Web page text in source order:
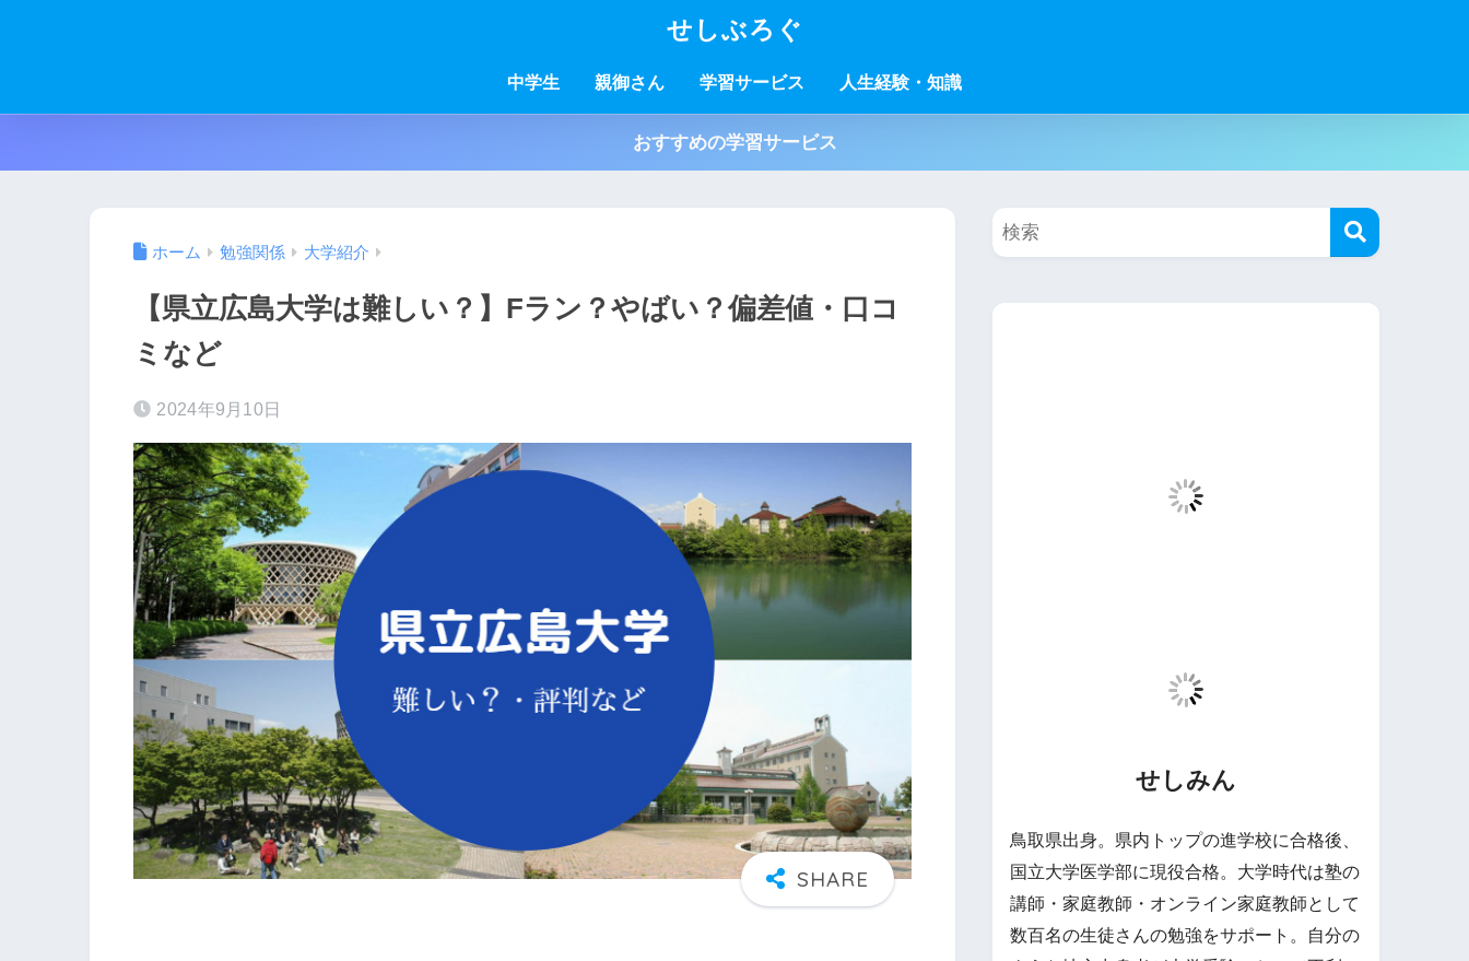
せしぶろぐ
中学生 親御さん 学習サービス 人生経験・知識
おすすめの学習サービス
ホーム 勉強関係 大学紹介
【県立広島大学は難しい？】Fラン？やばい？偏差値・口コ
ミなど
2024年9月10日
せしみん
鳥取県出身。県内トップの進学校に合格後、
国立大学医学部に現役合格。大学時代は塾の
講師・家庭教師・オンライン家庭教師として
数百名の生徒さんの勉強をサポート。自分の